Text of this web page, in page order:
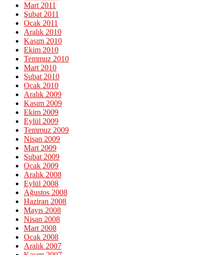
Mart 2011
Şubat 2011
Ocak 2011
Aralık 2010
Kasım 2010
Ekim 2010
Temmuz 2010
Mart 2010
Şubat 2010
Ocak 2010
Aralık 2009
Kasım 2009
Ekim 2009
Eylül 2009
Temmuz 2009
Nisan 2009
Mart 2009
Şubat 2009
Ocak 2009
Aralık 2008
Eylül 2008
Ağustos 2008
Haziran 2008
Mayıs 2008
Nisan 2008
Mart 2008
Ocak 2008
Aralık 2007